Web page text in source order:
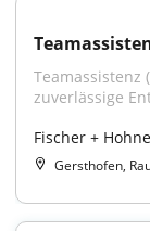
zuverlässige
Fischer +
Gersthofen,